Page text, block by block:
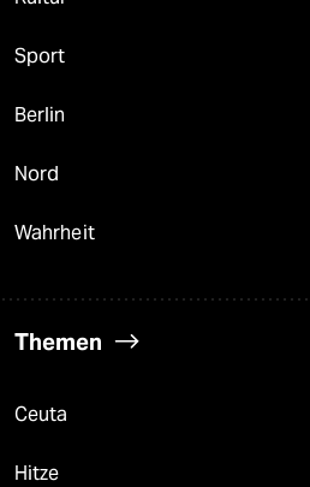
Sport
Berlin
Nord
Wahrheit
Themen
Ceuta
Hitze